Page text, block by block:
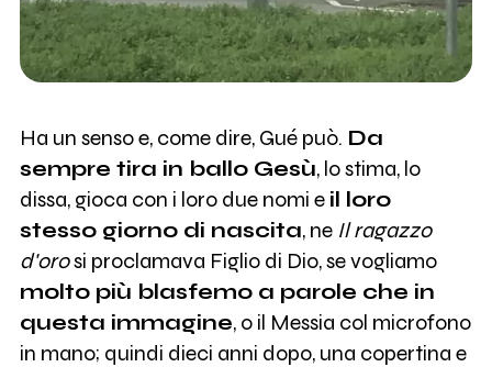
Ha un senso e, come dire, Gué può. Da
sempre tira in ballo Gesù, lo stima, lo
dissa, gioca con i loro due nomi e il loro
stesso giorno di nascita, ne Il ragazzo
d'orosi proclamava Figlio di Dio, se vogliamo
molto più blasfemo a parole che in
questa immagine, o il Messia col microfono
in mano; quindi dieci anni dopo, una copertina e